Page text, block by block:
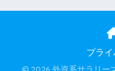
プラ
© 2026 外資系サラリー